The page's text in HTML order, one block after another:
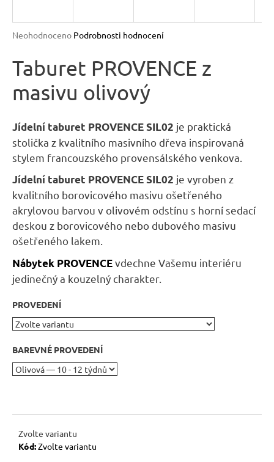
Průměrné
produktu
z
hvězdiček.
Neohodnoceno Podrobnosti hodnocení
Taburet PROVENCE z
masivu olivový
Jídelní taburet PROVENCE SIL02 je praktická
stolička z kvalitního masivního dřeva inspirovaná
stylem francouzského provensálského venkova.
Jídelní taburet PROVENCE SIL02 je vyroben z
kvalitního borovicového masivu ošetřeného
akrylovou barvou v olivovém odstínu s horní sedací
deskou z borovicového nebo dubového masivu
ošetřeného lakem.
Nábytek PROVENCEvdechne Vašemu interiéru
jedinečný a kouzelný charakter.
PROVEDENÍ
BAREVNÉ PROVEDENÍ
Zvolte variantu
Kód:Zvolte variantu
a
í
t
?
D
o
p
o
r
č
u
e
m
e
BUKOVÁ
STOLIČKA
MASIVU